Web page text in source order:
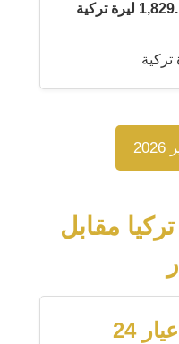
مقابل
24